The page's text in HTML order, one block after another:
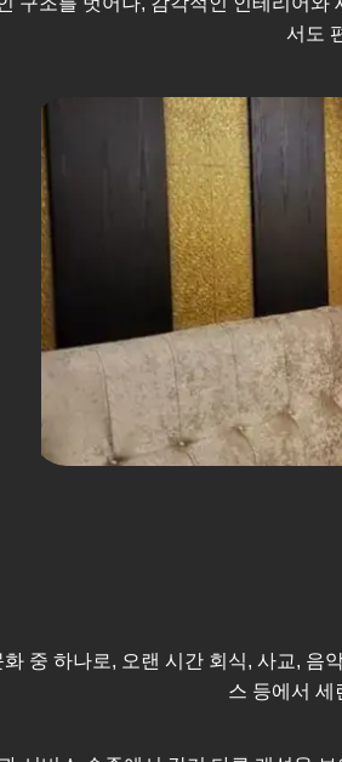
서도
화 중 하나로, 오랜 시간 회식, 사교,
스 등에서 세